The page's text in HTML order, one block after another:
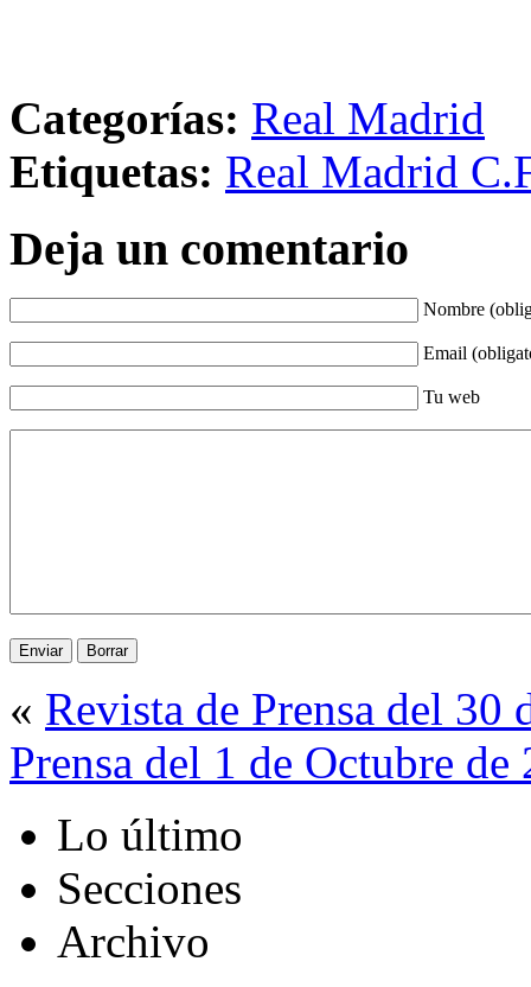
Categorías: Real Madrid
Etiquetas: Real Madrid
Deja un comentario
Nombre
Email
Tu web
« Revista de Prensa del 30
Prensa del 1 de Octubre de
Lo último
Secciones
Archivo